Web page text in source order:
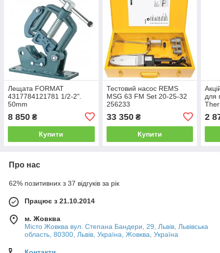
Лещата FORMAT
4317784121781 1/2-2".
50mm
8 850 ₴
Купити
Тестовий насос REMS
MSG 63 FM Set 20-25-32
256233
33 350₴
Купити
для
2
Про нас
62% позитивних з 37 відгуків за рік
Працює з 21.10.2014
м. Жовква
Місто Жовква вул. Степана Бандери, 29, Львів, Львівська
область, 80300, Львів, Україна, Жовква, Україна